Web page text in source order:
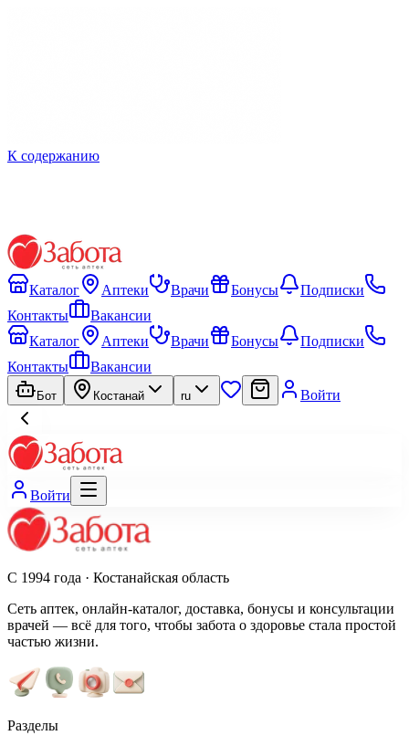
К содержанию
Каталог Аптеки Врачи Бонусы
Подписки
Контакты
Вакансии
Каталог
Аптеки Врачи Бонусы
Подписки
Контакты
Вакансии
Бот Костанай ru Войти
Войти
С 1994 года · Костанайская область
Сеть аптек, онлайн-каталог, доставка, бонусы и консультации
врачей — всё для того, чтобы забота о здоровье стала простой
частью жизни.
Разделы